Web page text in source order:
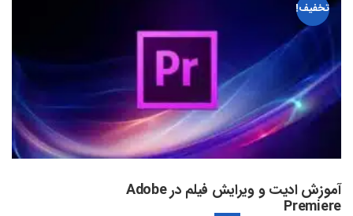
تخفیف!
آموزش ادیت و ویرایش فیلم در Adobe
Premiere